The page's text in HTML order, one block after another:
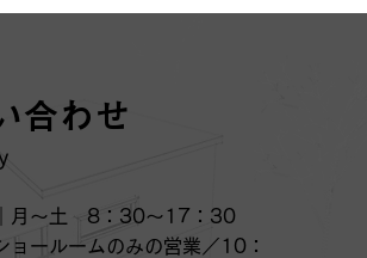
合わせ
月～土 8：30～17：30
ョールームのみの営業／10：